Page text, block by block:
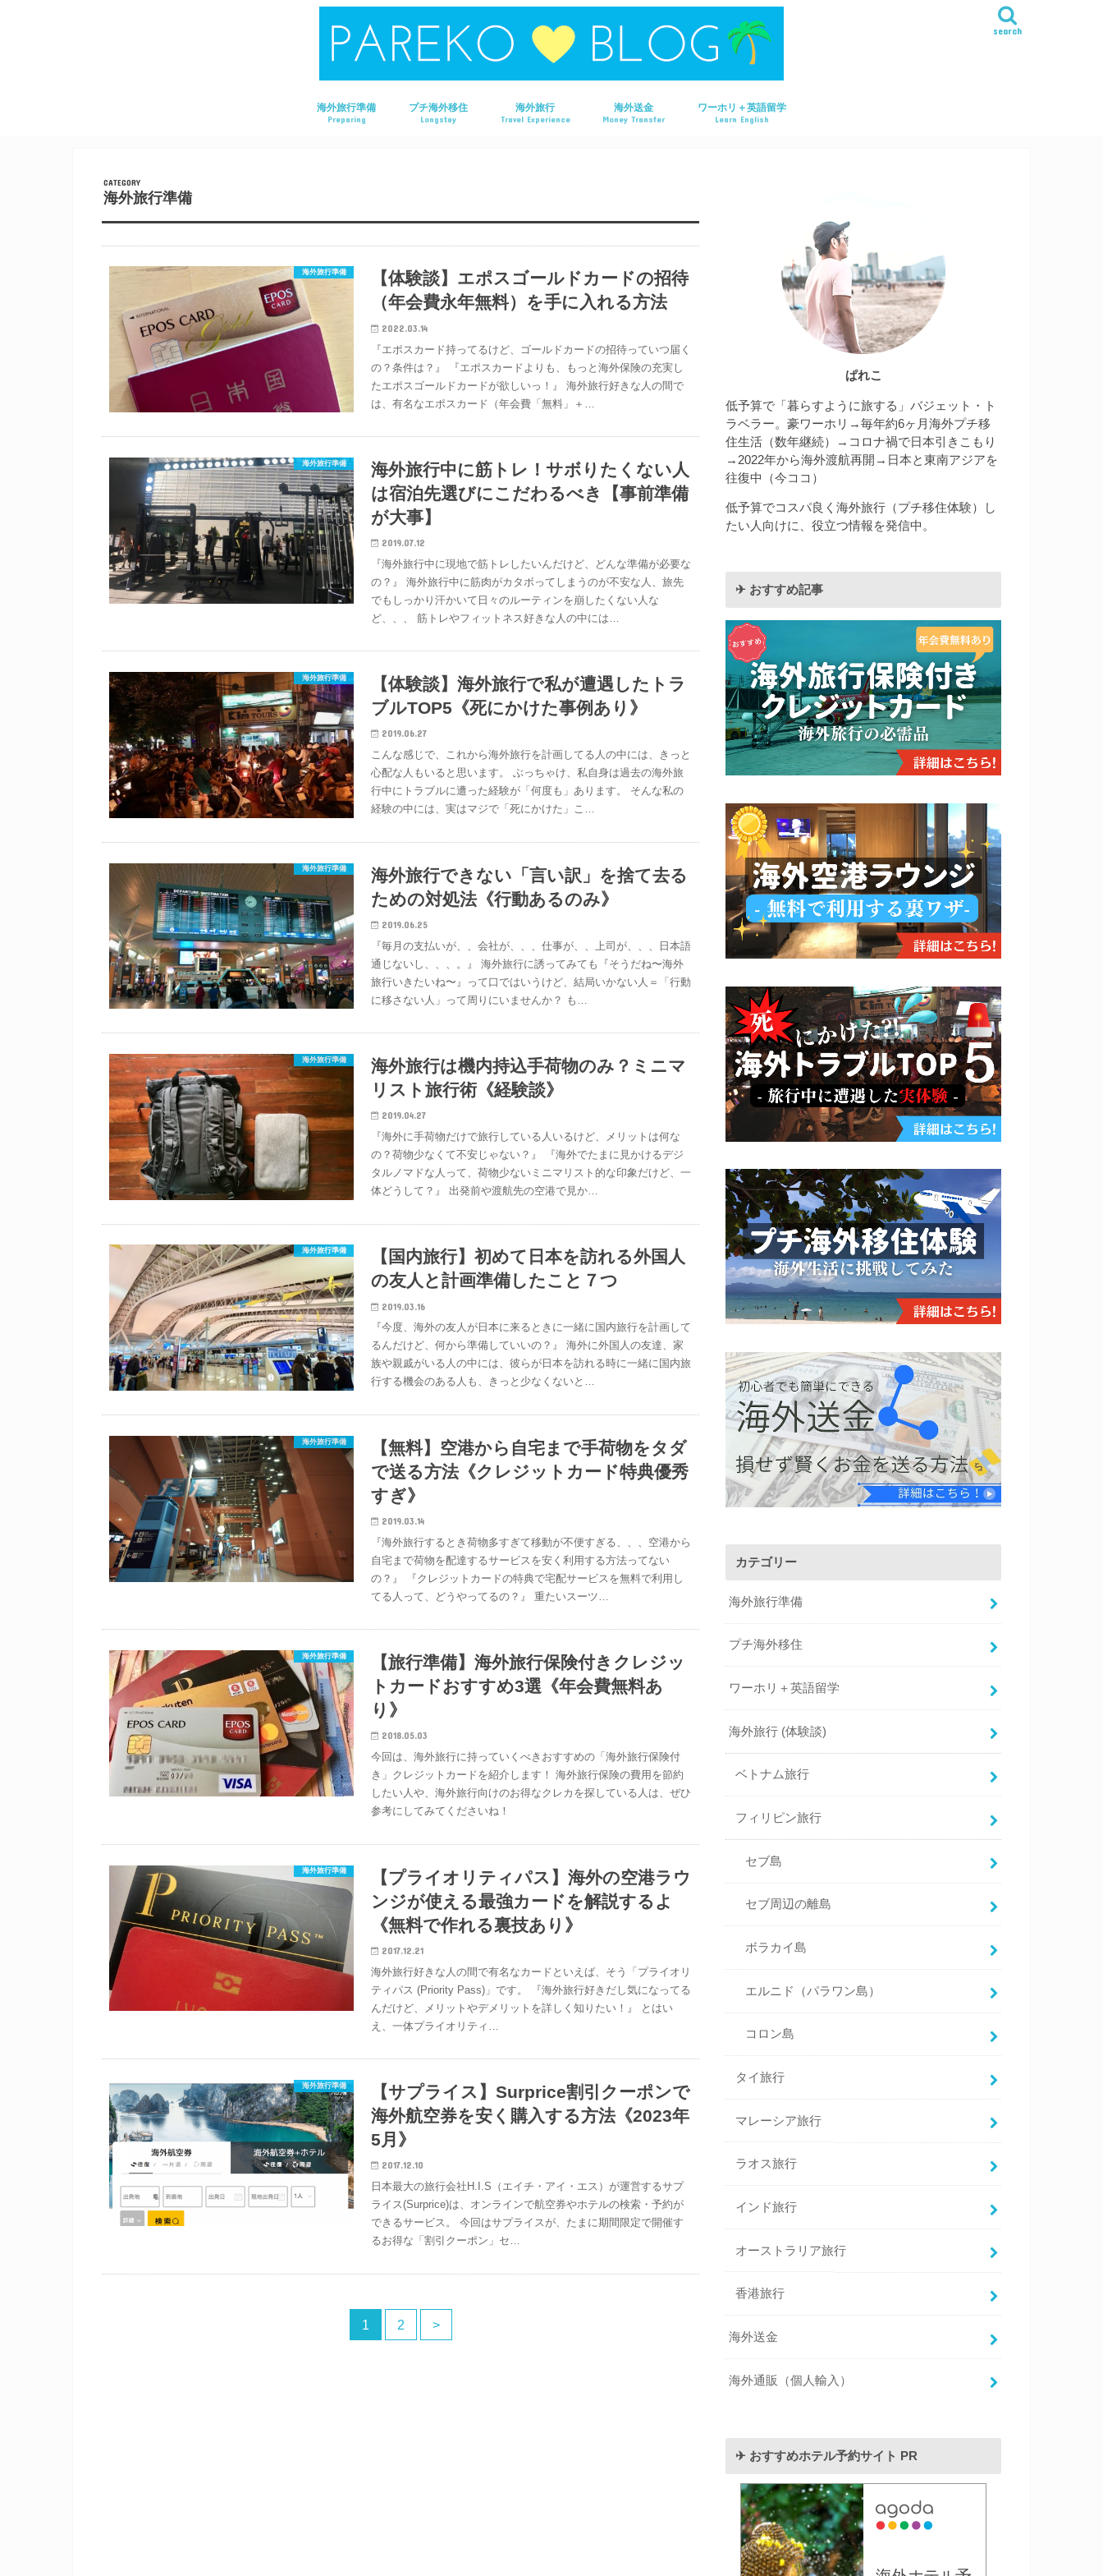
search
海外旅行準備
Preparing
プチ海外移住
Longstay
海外旅行
Travel Experience
海外送金
Money Transfer
ワーホリ＋英語留学
Learn English
海外旅行準備
海外旅行準備
【体験談】エポスゴールドカードの招待
（年会費永年無料）を手に入れる方法
2022.03.14
『エポスカード持ってるけど、ゴールドカードの招待っていつ届く
の？条件は？』 『エポスカードよりも、もっと海外保険の充実し
たエポスゴールドカードが欲しいっ！』 海外旅行好きな人の間で
は、有名なエポスカード（年会費「無料」＋…
海外旅行準備
海外旅行中に筋トレ！サボりたくない人
は宿泊先選びにこだわるべき【事前準備
が大事】
2019.07.12
『海外旅行中に現地で筋トレしたいんだけど、どんな準備が必要な
の？』 海外旅行中に筋肉がカタボってしまうのが不安な人、旅先
でもしっかり汗かいて日々のルーティンを崩したくない人な
ど、、、 筋トレやフィットネス好きな人の中には…
海外旅行準備
【体験談】海外旅行で私が遭遇したトラ
ブルTOP5《死にかけた事例あり》
2019.06.27
こんな感じで、これから海外旅行を計画してる人の中には、きっと
心配な人もいると思います。 ぶっちゃけ、私自身は過去の海外旅
行中にトラブルに遭った経験が「何度も」あります。 そんな私の
経験の中には、実はマジで「死にかけた」こ…
海外旅行準備
海外旅行できない「言い訳」を捨て去る
ための対処法《行動あるのみ》
2019.06.25
『毎月の支払いが、、会社が、、、仕事が、、上司が、、、日本語
通じないし、、、。』 海外旅行に誘ってみても『そうだね〜海外
旅行いきたいね〜』って口ではいうけど、結局いかない人＝「行動
に移さない人」って周りにいませんか？ も…
海外旅行準備
海外旅行は機内持込手荷物のみ？ミニマ
リスト旅行術《経験談》
2019.04.27
『海外に手荷物だけで旅行している人いるけど、メリットは何な
の？荷物少なくて不安じゃない？』 『海外でたまに見かけるデジ
タルノマドな人って、荷物少ないミニマリスト的な印象だけど、一
体どうして？』 出発前や渡航先の空港で見か…
海外旅行準備
【国内旅行】初めて日本を訪れる外国人
の友人と計画準備したこと７つ
2019.03.16
『今度、海外の友人が日本に来るときに一緒に国内旅行を計画して
るんだけど、何から準備していいの？』 海外に外国人の友達、家
族や親戚がいる人の中には、彼らが日本を訪れる時に一緒に国内旅
行する機会のある人も、きっと少なくないと…
海外旅行準備
【無料】空港から自宅まで手荷物をタダ
で送る方法《クレジットカード特典優秀
すぎ》
2019.03.14
『海外旅行するとき荷物多すぎて移動が不便すぎる、、、空港から
自宅まで荷物を配達するサービスを安く利用する方法ってない
の？』 『クレジットカードの特典で宅配サービスを無料で利用し
てる人って、どうやってるの？』 重たいスーツ…
海外旅行準備
【旅行準備】海外旅行保険付きクレジッ
トカードおすすめ3選《年会費無料あ
り》
2018.05.03
今回は、海外旅行に持っていくべきおすすめの「海外旅行保険付
き」クレジットカードを紹介します！ 海外旅行保険の費用を節約
したい人や、海外旅行向けのお得なクレカを探している人は、ぜひ
参考にしてみてくださいね！
海外旅行準備
【プライオリティパス】海外の空港ラウ
ンジが使える最強カードを解説するよ
《無料で作れる裏技あり》
2017.12.21
海外旅行好きな人の間で有名なカードといえば、そう「プライオリ
ティパス (Priority Pass)」です。 『海外旅行好きだし気になってる
んだけど、メリットやデメリットを詳しく知りたい！』 とはい
え、一体プライオリティ…
海外旅行準備
【サプライス】Surprice割引クーポンで
海外航空券を安く購入する方法《2023年
5月》
2017.12.10
日本最大の旅行会社H.I.S（エイチ・アイ・エス）が運営するサプ
ライス(Surprice)は、オンラインで航空券やホテルの検索・予約が
できるサービス。 今回はサプライスが、たまに期間限定で開催す
るお得な「割引クーポン」セ…
1 2 >
ぱれこ
低予算で「暮らすように旅する」バジェット・ト
ラベラー。豪ワーホリ→毎年約6ヶ月海外プチ移
住生活（数年継続）→コロナ禍で日本引きこもり
→2022年から海外渡航再開→日本と東南アジアを
往復中（今ココ）
低予算でコスパ良く海外旅行（プチ移住体験）し
たい人向けに、役立つ情報を発信中。
✈︎ おすすめ記事
カテゴリー
海外旅行準備
プチ海外移住
ワーホリ＋英語留学
海外旅行 (体験談)
ベトナム旅行
フィリピン旅行
セブ島
セブ周辺の離島
ボラカイ島
エルニド（パラワン島）
コロン島
タイ旅行
マレーシア旅行
ラオス旅行
インド旅行
オーストラリア旅行
香港旅行
海外送金
海外通販（個人輸入）
✈︎ おすすめホテル予約サイト PR